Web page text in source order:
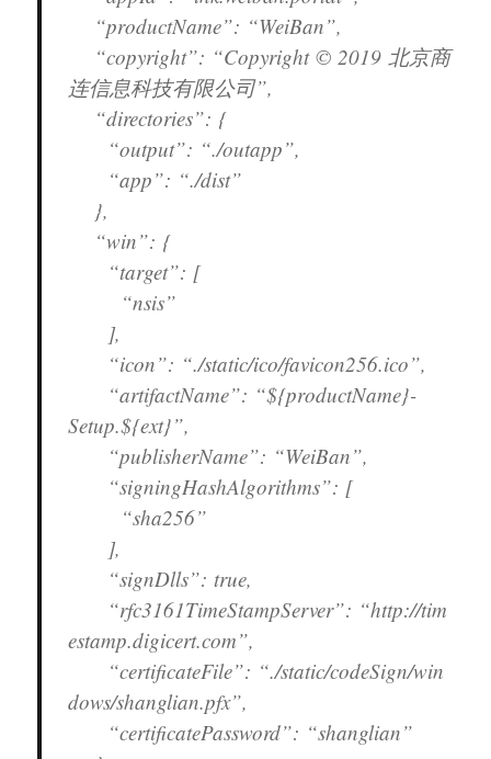
“productName”: “WeiBan”,
“copyright”: “Copyright © 2019 北京商
连信息科技有限公司”,
“directories”: {
“output”: “./outapp”,
“app”: “./dist”
},
“win”: {
“target”: [
“nsis”
],
“icon”: “./static/ico/favicon256.ico”,
“artifactName”: “${productName}-
Setup.${ext}”,
“publisherName”: “WeiBan”,
“signingHashAlgorithms”: [
“sha256”
],
“signDlls”: true,
“rfc3161TimeStampServer”: “http://tim
estamp.digicert.com”,
“certificateFile”: “./static/codeSign/win
dows/shanglian.pfx”,
“certificatePassword”: “shanglian”